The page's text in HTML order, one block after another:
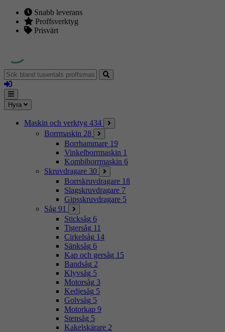
Snabb leverans
Proffsverktyg
Prisvärt
Sök
bland
tusentals
proffsmaskiner
Logga
in
Mina
sidor
Meny
Hyra
Maskin och verktyg 434
Borrmaskin 28
Borrhammare 19
Vinkelborrmaskin 1
Kombiborrmaskin 6
Skruvdragare 30
Borrskruvdragare 18
Slagskruvdragare 7
Gipsskruvdragare 5
Såg 91
Sticksåg 6
Tigersåg 11
Cirkelsåg 14
Sänksåg 6
Kap och gersåg 15
Bandsåg 2
Klyvsåg 5
Motorsåg 3
Kedjesåg 5
Golvsåg 5
Motorkap 9
Stensåg 5
Kakelskärare 2